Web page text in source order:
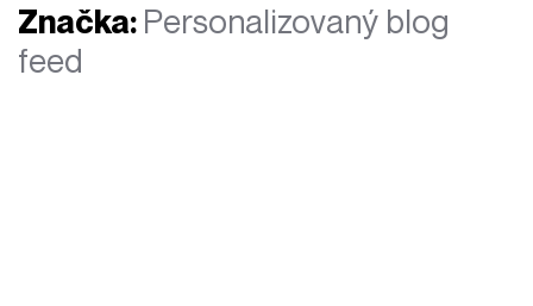
Značka: Personalizovaný blog
feed